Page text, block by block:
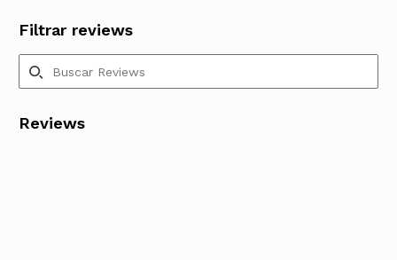
Filtrar reviews
Reviews